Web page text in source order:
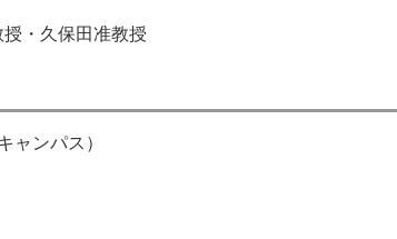
・久保田准教授
ンパス）